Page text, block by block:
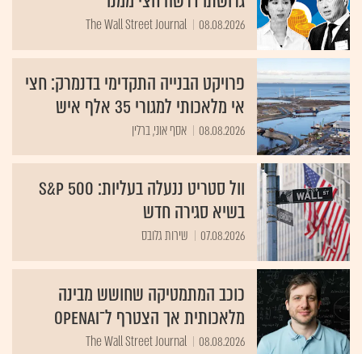
08.08.2026
The Wall Street Journal
פרויקט הבנייה התקדימי בדנמרק: חצי
אי מלאכותי למגורי 35 אלף איש
08.08.2026 אסף אוני, ברלין
וול סטריט ננעלה בעליות: S&P 500
בשיא סגירה חדש
07.08.2026 שירות גלובס
כוכב המתמטיקה שחושש מבינה
מלאכותית אך הצטרף ל־OpenAI
08.08.2026
The Wall Street Journal